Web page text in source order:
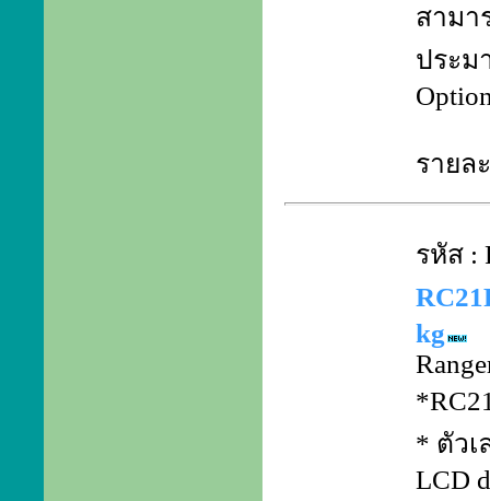
สามา
ประม
รายล
รหัส :
kg
* ตัวเ
LCD